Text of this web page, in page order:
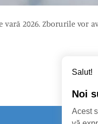
2026. Zborurile vor
Salut!
Noi
Acest